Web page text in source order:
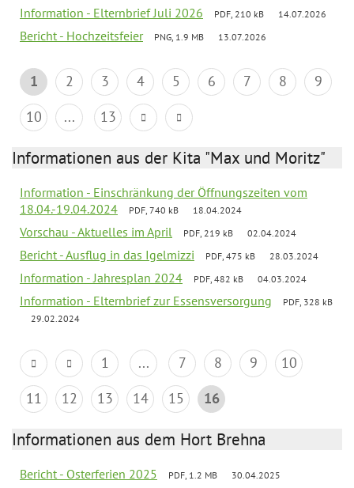
Information - Elternbrief Juli 2026 PDF, 210 kB 14.07.2026
Bericht - Hochzeitsfeier PNG, 1.9 MB 13.07.2026
1 2 3 4 5 6 7 8
9
10
... 13
Informationen aus der Kita "Max und Moritz"
Information - Einschränkung der Öffnungszeiten vom
18.04.-19.04.2024
PDF, 740 kB 18.04.2024
Vorschau - Aktuelles im April PDF, 219 kB 02.04.2024
Bericht - Ausflug in das Igelmizzi PDF, 475 kB 28.03.2024
Information - Jahresplan 2024 PDF, 482 kB 04.03.2024
Information - Elternbrief zur Essensversorgung
PDF, 328 kB
29.02.2024
1 ... 7 8 9
10
11
12 13 14 15 16
Informationen aus dem Hort Brehna
Bericht - Osterferien 2025 PDF, 1.2 MB 30.04.2025